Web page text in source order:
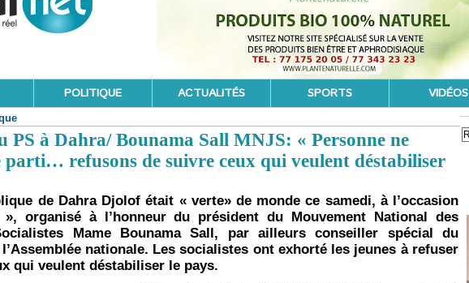
POLITIQUE ACTUALITÉS SPORTS VIDÉOS
PS à Dahra/ Bounama Sall MNJS: « Personne ne
refusons de suivre ceux qui veulent déstabiliser
de Dahra Djolof était « verte» de monde ce samedi, à l’occasion
organisé à l’honneur du président du Mouvement National des
Mame Bounama Sall, par ailleurs conseiller spécial du
nationale. Les socialistes ont exhorté les jeunes à refuser
qui veulent déstabiliser le pays.